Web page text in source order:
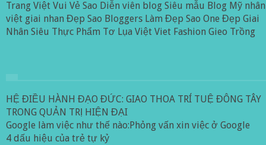
Trang Việt Vui Vẻ Sao Diễn viên blog Siêu mẫu Blog Mỹ nhân
việt giai nhan Đẹp Sao Bloggers Làm Đẹp Sao One Đẹp Giai
Nhân Siêu Thực Phẩm Tơ Lụa Việt Viet Fashion Gieo Trồng
HỆ ĐIỀU HÀNH ĐẠO ĐỨC: GIAO THOA TRÍ TUỆ ĐÔNG TÂY
TRONG QUẢN TRỊ HIỆN ĐẠI
Google làm việc như thế nào:Phỏng vấn xin việc ở Google
4 dấu hiệu của trẻ tự kỷ